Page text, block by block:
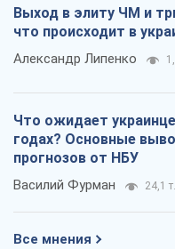
Выход в элиту ЧМ и
что происходит в
Александр Липенко
Что ожидает
годах? Основные
прогнозов от НБУ
Василий Фурман 24,1 т.
Все мнения